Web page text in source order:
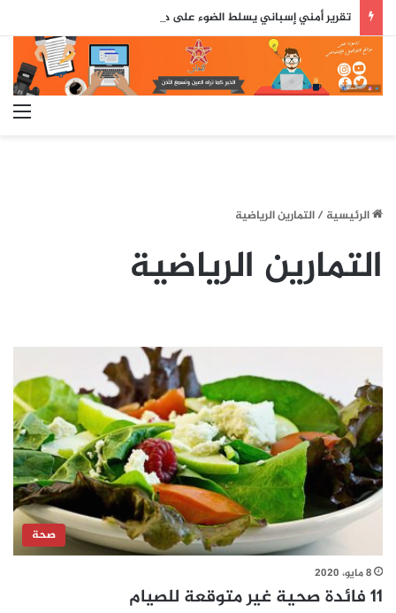
الرئيسية/التمارين الرياضية
التمارين الرياضية
صحة
8 مايو، 2020
11 فائدة صحية غير متوقعة للصيام